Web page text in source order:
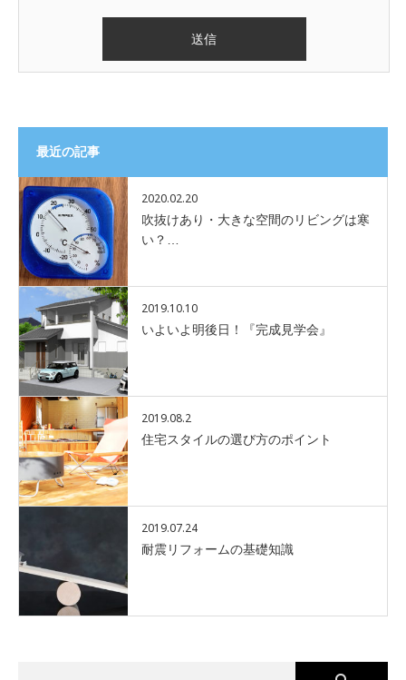
最近の記事
2020.02.20
吹抜けあり・大きな空間のリビングは寒
い？…
2019.10.10
いよいよ明後日！『完成見学会』
2019.08.2
住宅スタイルの選び方のポイント
2019.07.24
耐震リフォームの基礎知識